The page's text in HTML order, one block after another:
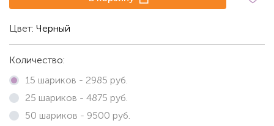
Цвет: Черный
Количество:
15 шариков - 2985 руб.
25 шариков - 4875 руб.
50 шариков - 9500 руб.